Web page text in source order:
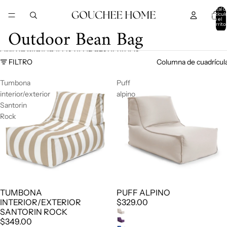
Total
en el
carrito:
Outdoor Bean Bag
OMITIR PARA IR A LISTA DE RESULTADOS
FILTRO
Columna de
Tumbona
interior/exterior
Santorin
Rock
TUMBONA
INTERIOR/EXTERIOR
SANTORIN ROCK
$349.00
Puff
alpino
PUFF ALPINO
$329.00